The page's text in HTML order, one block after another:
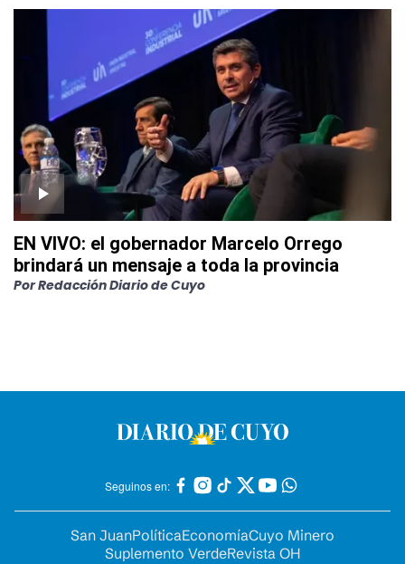
EN VIVO: el gobernador Marcelo Orrego
brindará un mensaje a toda la provincia
PorRedacción Diario de Cuyo
Seguinos en:
San JuanPolíticaEconomíaCuyo Minero
Suplemento VerdeRevista OH